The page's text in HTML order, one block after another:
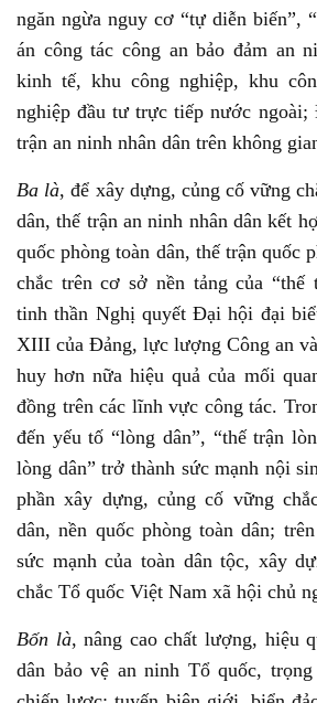
ngăn ngừa nguy cơ “tự diễn biến”,
án công tác công an bảo đảm an
kinh tế, khu công nghiệp, khu
nghiệp đầu tư trực tiếp nước ngoài;
trận an ninh nhân dân trên không
Ba là, để xây dựng, củng cố vững
dân, thế trận an ninh nhân dân kết
quốc phòng toàn dân, thế trận quốc
chắc trên cơ sở nền tảng của “thế
tinh thần Nghị quyết Đại hội đại
XIII của Đảng, lực lượng Công an
huy hơn nữa hiệu quả của mối
đồng trên các lĩnh vực công tác.
đến yếu tố “lòng dân”, “thế trận
lòng dân” trở thành sức mạnh nội
phần xây dựng, củng cố vững
dân, nền quốc phòng toàn dân;
sức mạnh của toàn dân tộc, xây
chắc Tổ quốc Việt Nam xã hội chủ
Bốn là, nâng cao chất lượng, hiệu
dân bảo vệ an ninh Tổ quốc,